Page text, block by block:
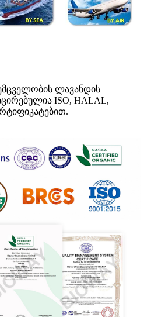
ლავანდის
ISO, HALAL,